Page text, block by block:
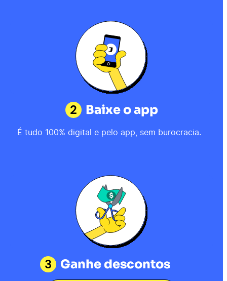
2 Baixe o app
É tudo 100% digital e pelo app, sem burocracia.
3 Ganhe descontos